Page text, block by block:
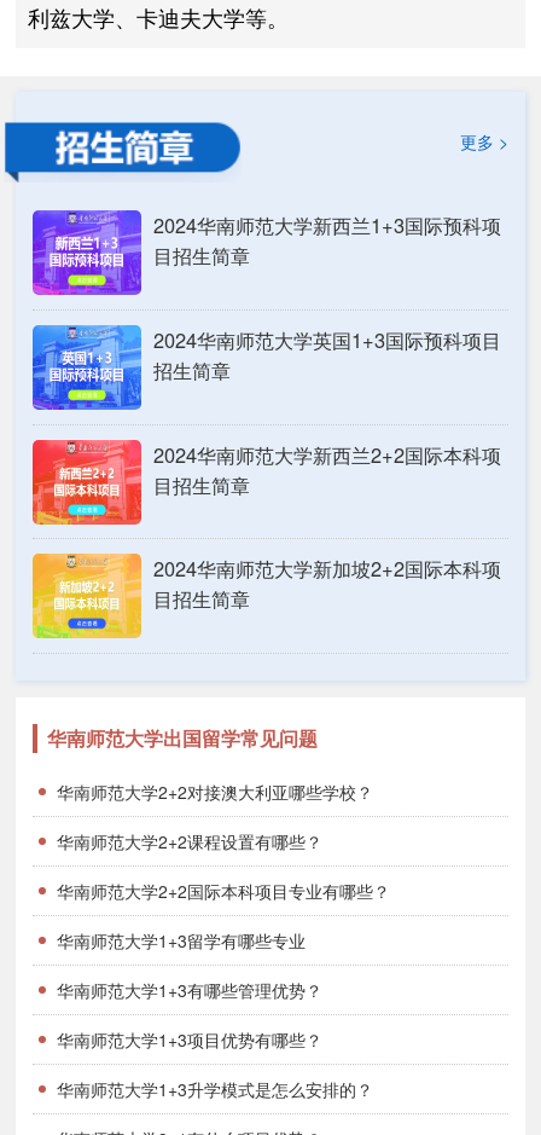
利兹大学、卡迪夫大学等。
更多 >
2024华南师范大学新西兰1+3国际预科项
目招生简章
2024华南师范大学英国1+3国际预科项目
招生简章
2024华南师范大学新西兰2+2国际本科项
目招生简章
2024华南师范大学新加坡2+2国际本科项
目招生简章
华南师范大学出国留学常见问题
华南师范大学2+2对接澳大利亚哪些学校？
华南师范大学2+2课程设置有哪些？
华南师范大学2+2国际本科项目专业有哪些？
华南师范大学1+3留学有哪些专业
华南师范大学1+3有哪些管理优势？
华南师范大学1+3项目优势有哪些？
华南师范大学1+3升学模式是怎么安排的？